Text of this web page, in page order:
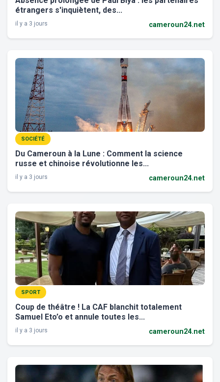
étrangers s'inquiètent, des...
il y a 3 jours cameroun24.net
SOCIÉTÉ
Du Cameroun à la Lune : Comment la science
russe et chinoise révolutionne les...
il y a 3 jours cameroun24.net
SPORT
Coup de théâtre ! La CAF blanchit totalement
Samuel Eto’o et annule toutes les...
il y a 3 jours cameroun24.net